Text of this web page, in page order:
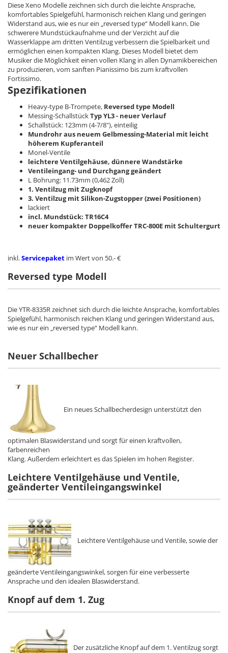
Diese Xeno Modelle zeichnen sich durch die leichte Ansprache,
komfortables Spielgefühl, harmonisch reichen Klang und geringen
Widerstand aus, wie es nur ein „reversed type“ Modell kann. Die
schwerere Mundstückaufnahme und der Verzicht auf die
Wasserklappe am dritten Ventilzug verbessern die Spielbarkeit und
ermöglichen einen kompakten Klang. Dieses Modell bietet dem
Musiker die Möglichkeit einen vollen Klang in allen Dynamikbereichen
zu produzieren, vom sanften Pianissimo bis zum kraftvollen
Fortissimo.
Spezifikationen
Heavy-type B-Trompete, Reversed type Modell
Messing-SchallstückTyp YL3 - neuer Verlauf
Schallstück: 123mm (4-7/8"), einteilig
Mundrohr aus neuem Gelbmessing-Material mit leicht
höherem Kupferanteil
Monel-Ventile
leichtere Ventilgehäuse, dünnere Wandstärke
Ventileingang- und Durchgang geändert
L Bohrung: 11.73mm (0,462 Zoll)
1. Ventilzug mit Zugknopf
3. Ventilzug mit Silikon-Zugstopper (zwei Positionen)
lackiert
incl. Mundstück: TR16C4
neuer kompakter Doppelkoffer TRC-800E mit Schultergurt
inkl.Servicepaket im Wert von 50.- €
Reversed type Modell
Die YTR-8335R zeichnet sich durch die leichte Ansprache, komfortables
Spielgefühl, harmonisch reichen Klang und geringen Widerstand aus,
wie es nur ein „reversed type“ Modell kann.
Neuer Schallbecher
Ein neues Schallbecherdesign unterstützt den
optimalen Blaswiderstand und sorgt für einen kraftvollen,
farbenreichen
Klang. Außerdem erleichtert es das Spielen im hohen Register.
Leichtere Ventilgehäuse und Ventile,
geänderter Ventileingangswinkel
Leichtere Ventilgehäuse und Ventile, sowie der
geänderte Ventileingangswinkel, sorgen für eine verbesserte
Ansprache und den idealen Blaswiderstand.
Knopf auf dem 1. Zug
Der zusätzliche Knopf auf dem 1. Ventilzug sorgt